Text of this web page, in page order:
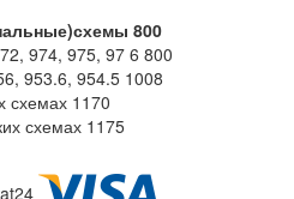
800
974, 975, 97 6 800
953.6, 954.5 1008
схемах 1170
схемах 1175